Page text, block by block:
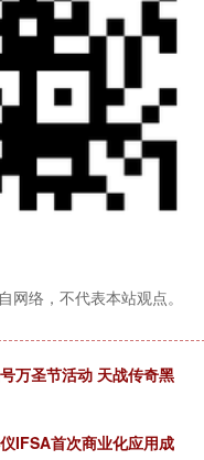
网络，不代表本站观点。
万圣节活动 天战传奇黑
IFSA首次商业化应用成